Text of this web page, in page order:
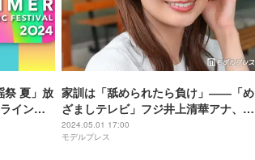
祭 夏」放
インナ
家訓は「舐められたら負け」――「め
ざましテレビ」フジ井上清華アナ、自
他共に認める“負けず嫌い”の根幹と学
生時のエピソード＜モデルプレスイン
2024.05.01 17:00
モデルプレス